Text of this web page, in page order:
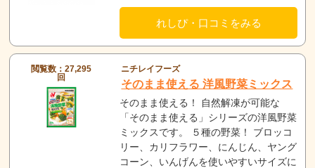
れしぴ・口コミをみる
閲覧数：27,295
回
ニチレイフーズ
そのまま使える 洋風野菜ミックス
そのまま使える！ 自然解凍が可能な
「そのまま使える」シリーズの洋風野菜
ミックスです。 ５種の野菜！ ブロッコ
リー、カリフラワー、にんじん、ヤング
コーン、いんげんを使いやすいサイズに